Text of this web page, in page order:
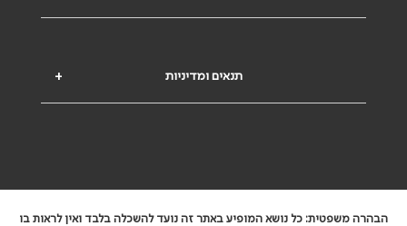
+ תנאים ומדיניות
הבהרה משפטית: כל נושא המופיע באתר זה נועד להשכלה בלבד ואין לראות בו